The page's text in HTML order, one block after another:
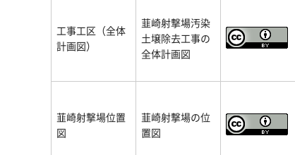
工事工区（全体
計画図）
韮崎射撃場汚染
土壌除去工事の
全体計画図
韮崎射撃場位置
図
韮崎射撃場の位
置図